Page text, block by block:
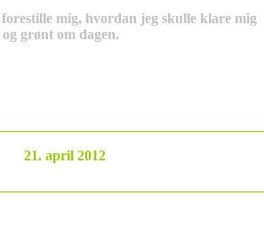
mig, hvordan jeg skulle klare mig
grønt om dagen.
21. april 2012